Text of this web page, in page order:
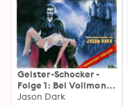
Geister-Schocker -
Folge 1: Bei Vollmond
holt dich der Vampir
Jason Dark